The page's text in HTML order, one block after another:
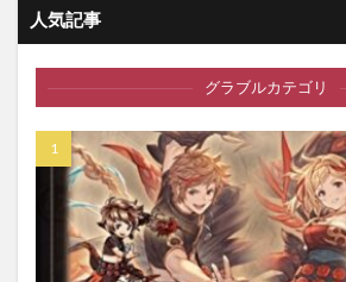
人気記事
グラブルカテゴリ